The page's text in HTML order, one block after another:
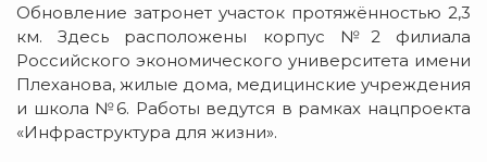
Обновление затронет участок протяжённостью 2,3
км. Здесь расположены корпус №2 филиала
Российского экономического университета имени
Плеханова, жилые дома, медицинские учреждения
и школа №6. Работы ведутся в рамках нацпроекта
«Инфраструктура для жизни».